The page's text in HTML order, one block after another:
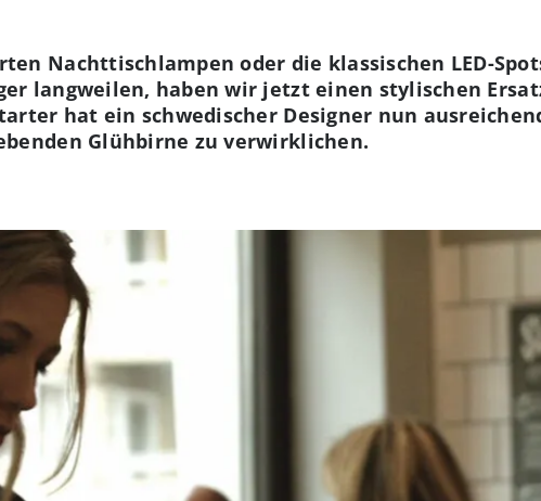
Nachttischlampen oder die klassischen LED-
langweilen, haben wir jetzt einen stylischen
hat ein schwedischer Designer nun
Glühbirne zu verwirklichen.